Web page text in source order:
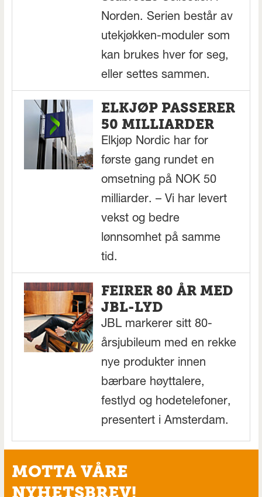
Norden. Serien består av
utekjøkken-moduler som
kan brukes hver for seg,
eller settes sammen.
ELKJØP PASSERER
50 MILLIARDER
Elkjøp Nordic har for
første gang rundet en
omsetning på NOK 50
milliarder. – Vi har levert
vekst og bedre
lønnsomhet på samme
tid.
FEIRER 80 ÅR MED
JBL-LYD
JBL markerer sitt 80-
årsjubileum med en rekke
nye produkter innen
bærbare høyttalere,
festlyd og hodetelefoner,
presentert i Amsterdam.
MOTTA VÅRE
NYHETSBREV!